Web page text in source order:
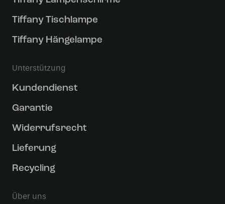
Tiffany Tischlampe
Tiffany Hängelampe
Unterstützung
Kundendienst
Garantie
Widerrufsrecht
Lieferung
Recycling
Über uns